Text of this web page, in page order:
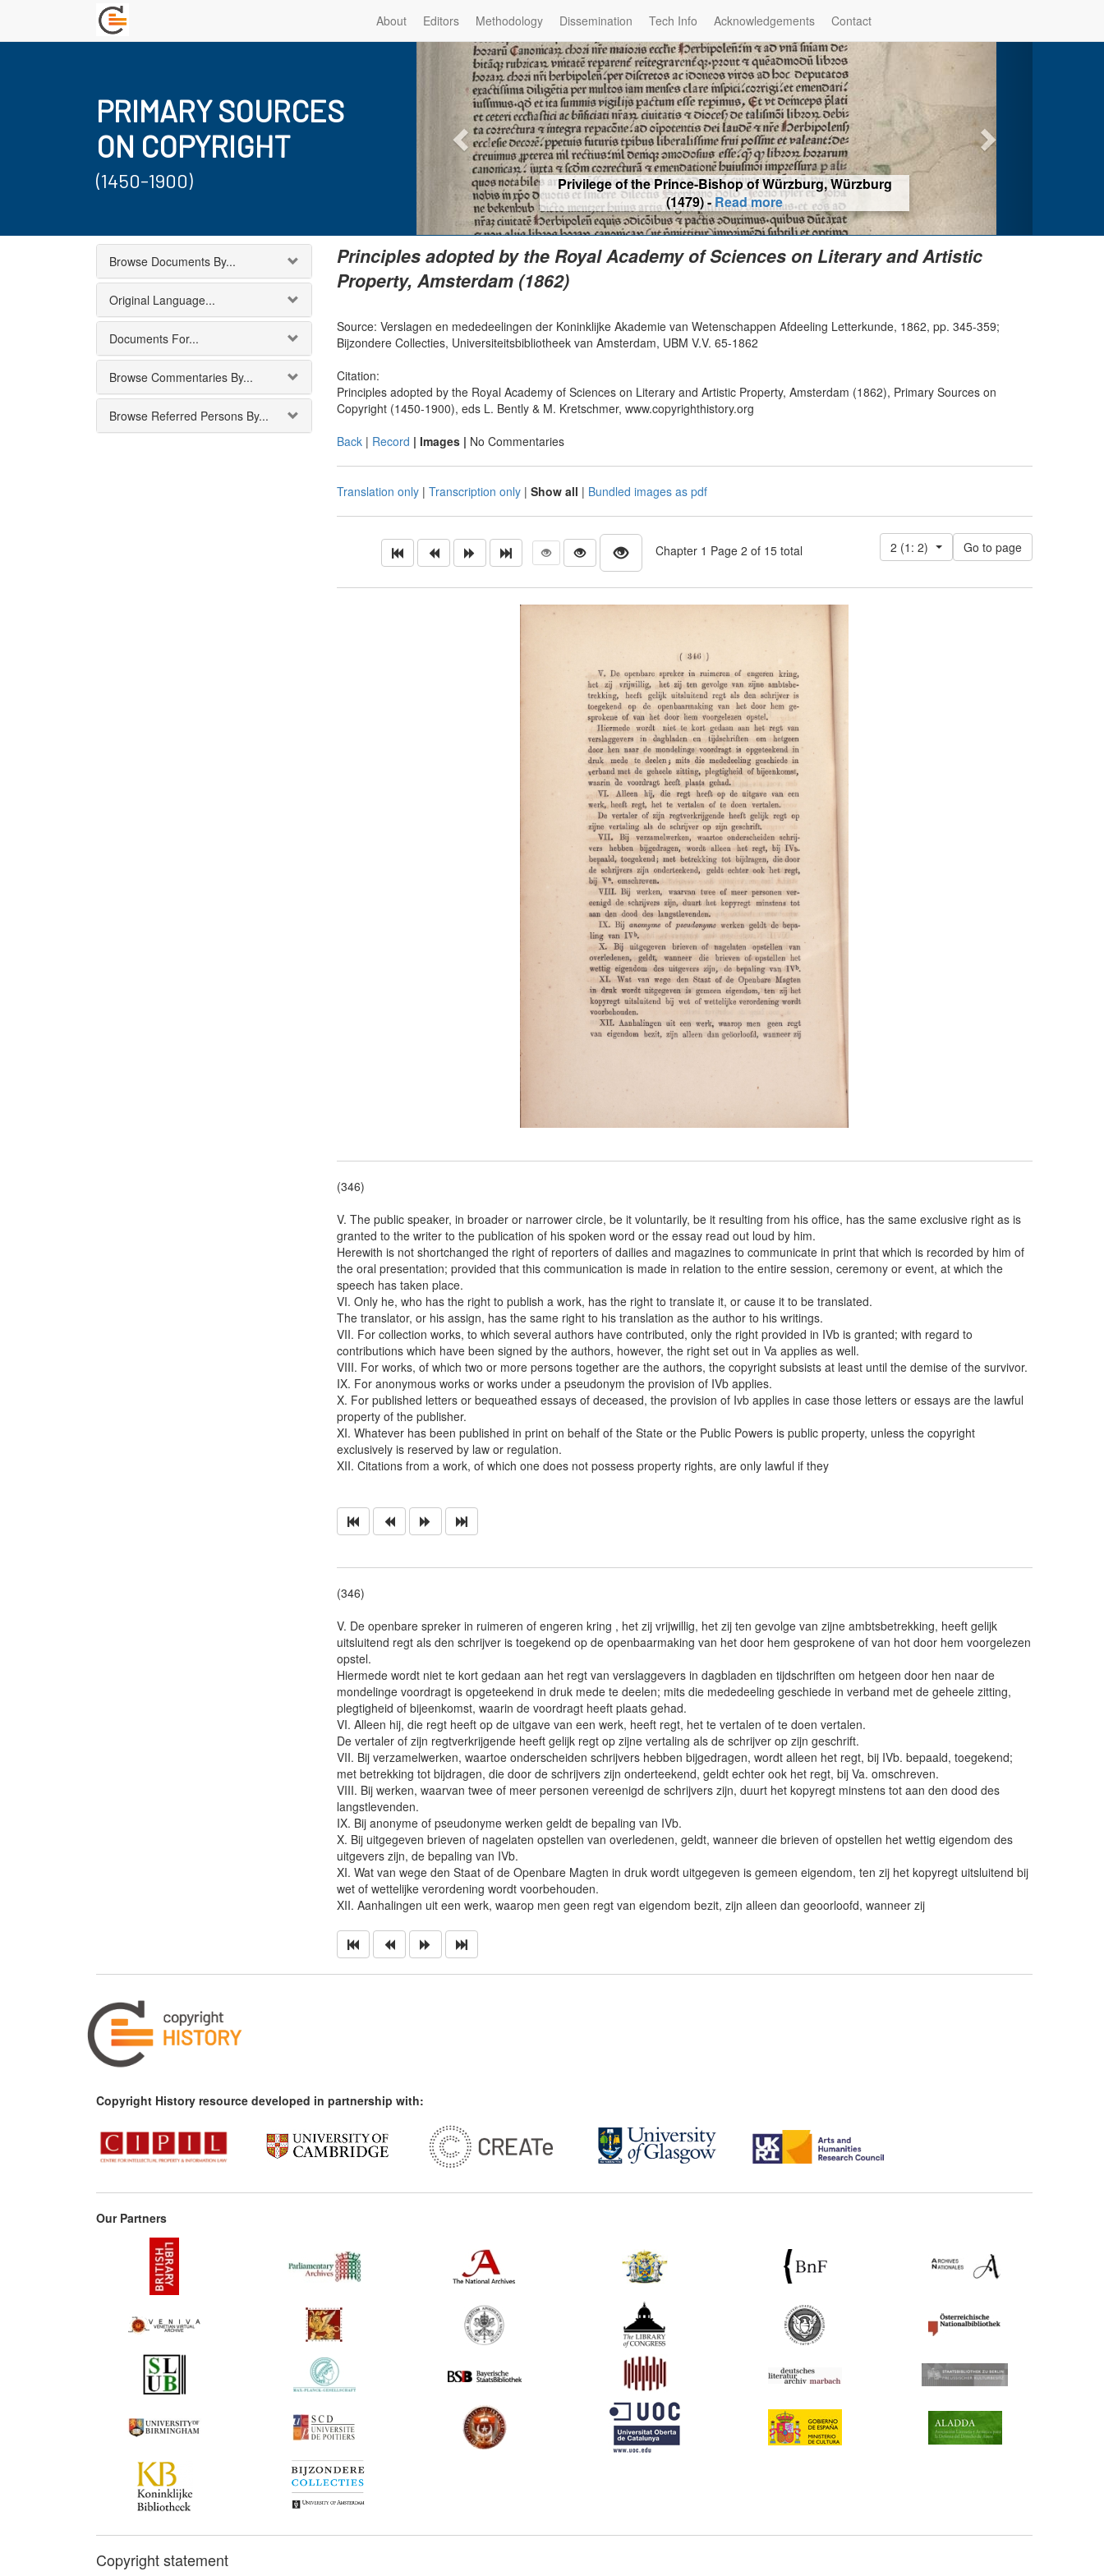
About Editors Methodology Dissemination Tech Info Acknowledgements Contact
PRIMARY SOURCES
ON COPYRIGHT
(1450-1900)
Privilege of the Prince-Bishop of Würzburg, Würzburg
(1479) -Read more
Browse Documents By...
Original Language...
Documents For...
Browse Commentaries By...
Browse Referred Persons By...
Principles adopted by the Royal Academy of Sciences on Literary and Artistic
Property, Amsterdam (1862)
Source: Verslagen en mededeelingen der Koninklĳke Akademie van Wetenschappen Afdeeling Letterkunde, 1862, pp. 345-359;
Bijzondere Collecties, Universiteitsbibliotheek van Amsterdam, UBM V.V. 65-1862
Citation:
Principles adopted by the Royal Academy of Sciences on Literary and Artistic Property, Amsterdam (1862), Primary Sources on
Copyright (1450-1900), eds L. Bently & M. Kretschmer, www.copyrighthistory.org
Back| Record | Images | No Commentaries
Translation only| Transcription only| Show all | Bundled images as pdf
Chapter 1 Page 2 of 15 total 2 (1: 2)
(346)
V. The public speaker, in broader or narrower circle, be it voluntarily, be it resulting from his office, has the same exclusive right as is
granted to the writer to the publication of his spoken word or the essay read out loud by him.
Herewith is not shortchanged the right of reporters of dailies and magazines to communicate in print that which is recorded by him of
the oral presentation; provided that this communication is made in relation to the entire session, ceremony or event, at which the
speech has taken place.
VI. Only he, who has the right to publish a work, has the right to translate it, or cause it to be translated.
The translator, or his assign, has the same right to his translation as the author to his writings.
VII. For collection works, to which several authors have contributed, only the right provided in IVb is granted; with regard to
contributions which have been signed by the authors, however, the right set out in Va applies as well.
VIII. For works, of which two or more persons together are the authors, the copyright subsists at least until the demise of the survivor.
IX. For anonymous works or works under a pseudonym the provision of IVb applies.
X. For published letters or bequeathed essays of deceased, the provision of Ivb applies in case those letters or essays are the lawful
property of the publisher.
XI. Whatever has been published in print on behalf of the State or the Public Powers is public property, unless the copyright
exclusively is reserved by law or regulation.
XII. Citations from a work, of which one does not possess property rights, are only lawful if they
(346)
V. De openbare spreker in ruimeren of engeren kring , het zij vrijwillig, het zij ten gevolge van zijne ambtsbetrekking, heeft gelijk
uitsluitend regt als den schrijver is toegekend op de openbaarmaking van het door hem gesprokene of van hot door hem voorgelezen
opstel.
Hiermede wordt niet te kort gedaan aan het regt van verslaggevers in dagbladen en tijdschriften om hetgeen door hen naar de
mondelinge voordragt is opgeteekend in druk mede te deelen; mits die mededeeling geschiede in verband met de geheele zitting,
plegtigheid of bijeenkomst, waarin de voordragt heeft plaats gehad.
VI. Alleen hij, die regt heeft op de uitgave van een werk, heeft regt, het te vertalen of te doen vertalen.
De vertaler of zijn regtverkrijgende heeft gelijk regt op zijne vertaling als de schrijver op zijn geschrift.
VII. Bij verzamelwerken, waartoe onderscheiden schrijvers hebben bijgedragen, wordt alleen het regt, bij IVb. bepaald, toegekend;
met betrekking tot bijdragen, die door de schrijvers zijn onderteekend, geldt echter ook het regt, bij Va. omschreven.
VIII. Bij werken, waarvan twee of meer personen vereenigd de schrijvers zijn, duurt het kopyregt minstens tot aan den dood des
langstlevenden.
IX. Bij anonyme of pseudonyme werken geldt de bepaling van IVb.
X. Bij uitgegeven brieven of nagelaten opstellen van overledenen, geldt, wanneer die brieven of opstellen het wettig eigendom des
uitgevers zijn, de bepaling van IVb.
XI. Wat van wege den Staat of de Openbare Magten in druk wordt uitgegeven is gemeen eigendom, ten zij het kopyregt uitsluitend bij
wet of wettelijke verordening wordt voorbehouden.
XII. Aanhalingen uit een werk, waarop men geen regt van eigendom bezit, zijn alleen dan geoorloofd, wanneer zij
Copyright History resource developed in partnership with:
Our Partners
Copyright statement